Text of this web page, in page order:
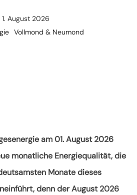
1. August 2026
Vollmond & Neumond
am 01. August 2026
monatliche Energiequalität, die
Monate dieses
denn der August 2026